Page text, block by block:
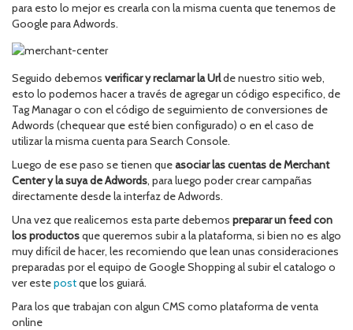
para esto lo mejor es crearla con la misma cuenta que tenemos de
Google para Adwords.
Seguido debemos verificar y reclamar la Urlde nuestro sitio web,
esto lo podemos hacer a través de agregar un código especifico, de
Tag Managar o con el código de seguimiento de conversiones de
Adwords (chequear que esté bien configurado) o en el caso de
utilizar la misma cuenta para Search Console.
Luego de ese paso se tienen queasociar las cuentas de Merchant
Center y la suya de Adwords, para luego poder crear campañas
directamente desde la interfaz de Adwords.
Una vez que realicemos esta parte debemos preparar un feed con
los productosque queremos subir a la plataforma, si bien no es algo
muy difícil de hacer, les recomiendo que lean unas consideraciones
preparadas por el equipo de Google Shopping al subir el catalogo o
ver estepostque los guiará.
Para los que trabajan con algun CMS como plataforma de venta
online